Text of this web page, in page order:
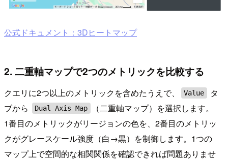
公式ドキュメント：3Dヒートマップ
2. 二重軸マップで2つのメトリックを比較する
クエリに2つ以上のメトリックを含めたうえで、 Value
タ
ブから
Dual Axis Map
（二重軸マップ）を選択します。
1番目のメトリックがリージョンの色を、2番目のメトリッ
クがグレースケール強度（白→黒）を制御します。1つの
マップ上で空間的な相関関係を確認できれば問題ありませ